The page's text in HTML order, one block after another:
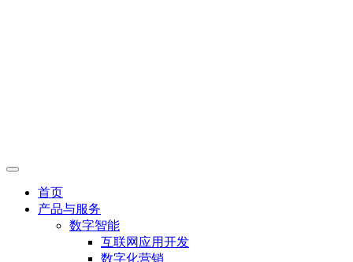
首页
产品与服务
数字智能
互联网应用开发
数字化营销